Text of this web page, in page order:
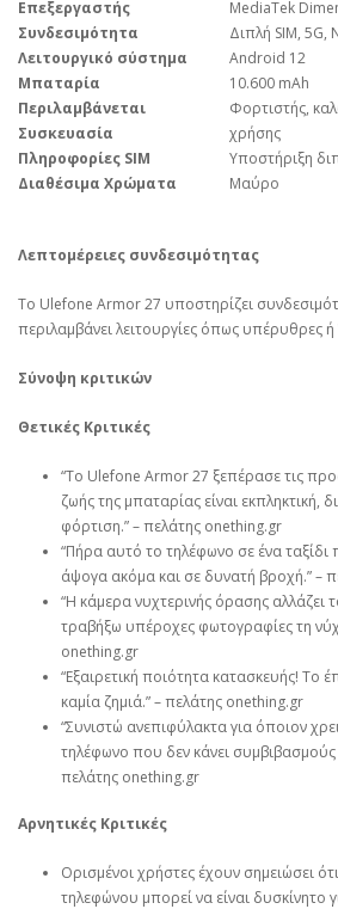
Επεξεργαστής
MediaTek
Συνδεσιμότητα
Διπλή SIM, 5G,
Λειτουργικό σύστημα
Android 12
Μπαταρία
10.600 mAh
Περιλαμβάνεται
Συσκευασία
Φορτιστής,
χρήσης
Πληροφορίες SIM
Υποστήριξη
Διαθέσιμα Χρώματα
Μαύρο
Λεπτομέρειες συνδεσιμότητας
Το Ulefone Armor 27 υποστηρίζει
περιλαμβάνει λειτουργίες όπως υπέρυθρες ή
Σύνοψη κριτικών
Θετικές Κριτικές
“Το Ulefone Armor 27 ξεπέρασε τις
ζωής της μπαταρίας είναι εκπληκτική,
φόρτιση.” – πελάτης onething.gr
“Πήρα αυτό το τηλέφωνο σε ένα
άψογα ακόμα και σε δυνατή βροχή.” –
“Η κάμερα νυχτερινής όρασης αλλάζει
τραβήξω υπέροχες φωτογραφίες τη
onething.gr
“Εξαιρετική ποιότητα κατασκευής! Το
καμία ζημιά.” – πελάτης onething.gr
“Συνιστώ ανεπιφύλακτα για όποιον
τηλέφωνο που δεν κάνει
πελάτης onething.gr
Αρνητικές Κριτικές
Ορισμένοι χρήστες έχουν σημειώσει
τηλεφώνου μπορεί να είναι δυσκίνητο